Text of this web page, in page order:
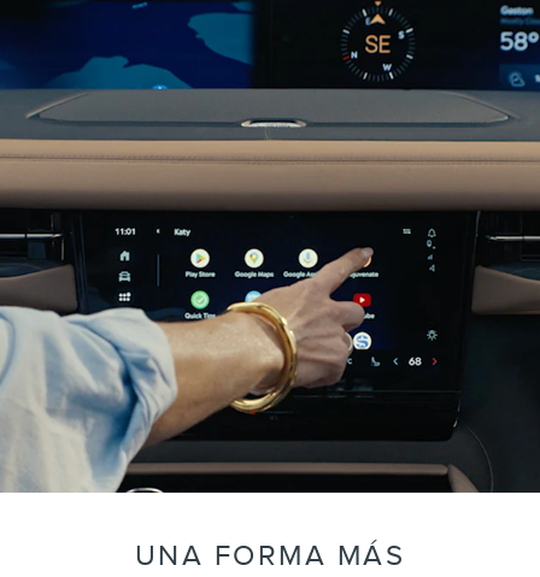
UNA FORMA MÁS